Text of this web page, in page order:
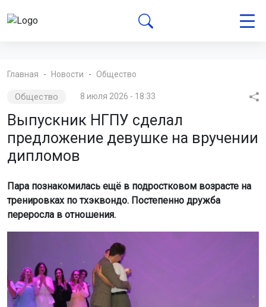
Главная Новости Общество
Общество 8 июля 2026 - 18:33
Выпускник НГПУ сделал
предложение девушке на вручении
дипломов
Пара познакомилась ещё в подростковом возрасте на
тренировках по тхэквондо. Постепенно дружба
переросла в отношения.